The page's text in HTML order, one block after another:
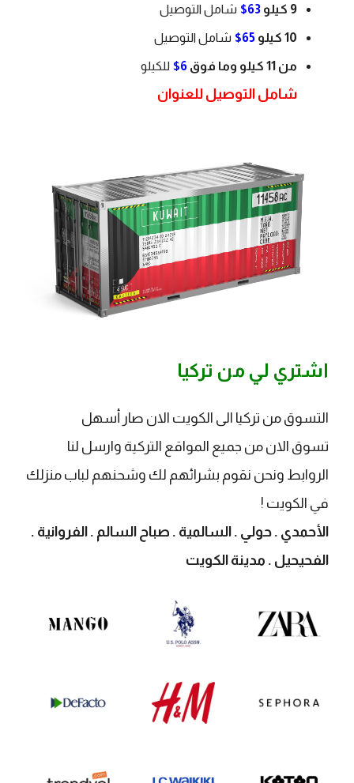
9 كيلو 63$ شامل التوصيل
10 كيلو 65$ شامل التوصيل
من 11 كيلو وما فوق 6$ للكيلو
شامل التوصيل للعنوان
اشتري لي من تركيا
التسوق من تركيا الى الكويت الان صار أسهل
تسوق الان من جميع المواقع التركية وارسل لنا
الروابط ونحن نقوم بشرائهم لك وشحنهم لباب منزلك
في الكويت !
الأحمدي . حولي . السالمية . صباح السالم . الفروانية .
الفحيحيل . مدينة الكويت